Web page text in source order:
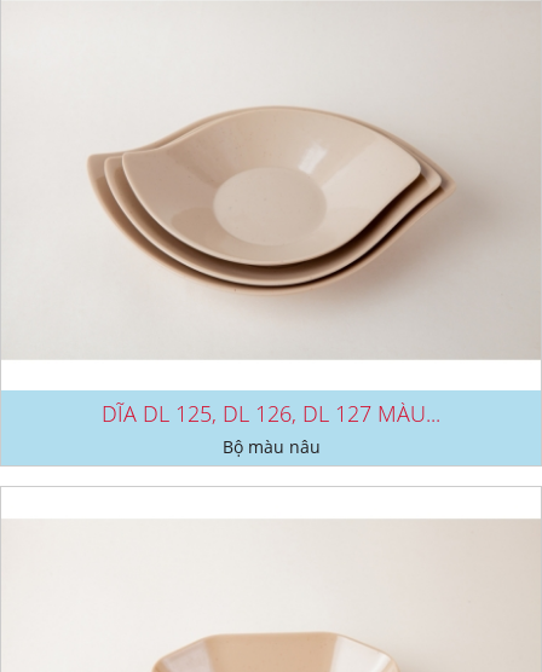
DĨA DL 125, DL 126, DL 127 MÀU...
Bộ màu nâu